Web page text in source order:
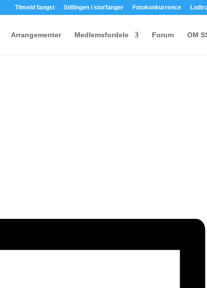
Tilmeld fangst Stillingen i storfanger Fotokonkurrence
Arrangementer Medlemsfordele Forum OM